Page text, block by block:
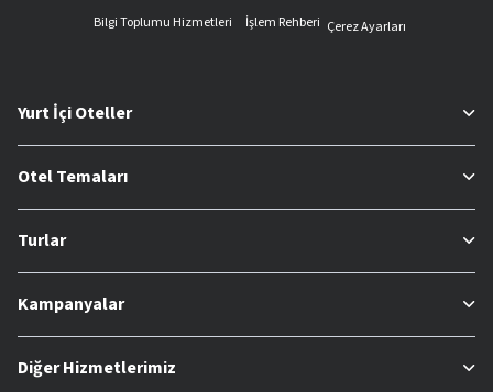
Bilgi Toplumu Hizmetleri
İşlem Rehberi Çerez Ayarları
Yurt İçi Oteller
Otel Temaları
Turlar
Kampanyalar
Diğer Hizmetlerimiz